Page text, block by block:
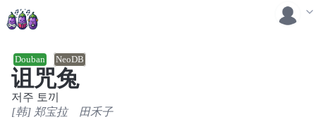
诅咒兔
Douban NeoDB
저주 토끼
[韩] 郑宝拉
田禾子